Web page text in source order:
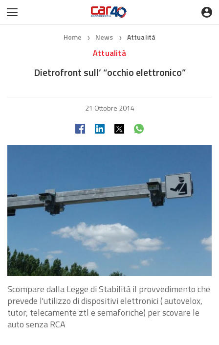
Home ❯ News ❯ Attualità
Attualità
Dietrofront sull’ “occhio elettronico”
21 Ottobre 2014
Scompare dalla Legge di Stabilità il provvedimento che
prevede l'utilizzo di dispositivi elettronici ( autovelox,
tutor, telecamente ztl e semaforiche) per scovare le
auto senza RCA